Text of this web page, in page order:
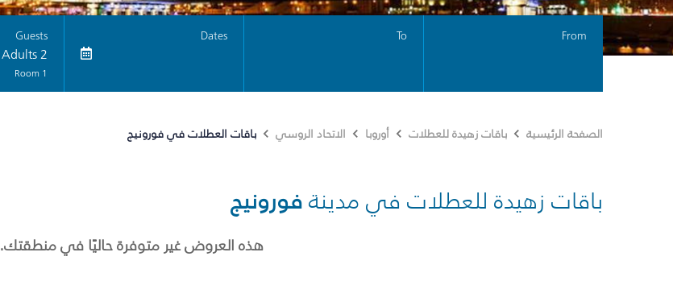
From
To
Dates
Guests
2 Adults
1 Room
الصفحة الرئيسية باقات زهيدة للعطلات أوروبا الاتحاد الروسي باقات العطلات في فورونيج
باقات زهيدة للعطلات في مدينةفورونيج
هذه العروض غير متوفرة حاليًا في منطقتك.